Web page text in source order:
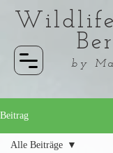
by
Beitrag
Alle Beiträge